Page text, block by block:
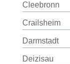
Cleebronn
Crailsheim
Darmstadt
Deizisau